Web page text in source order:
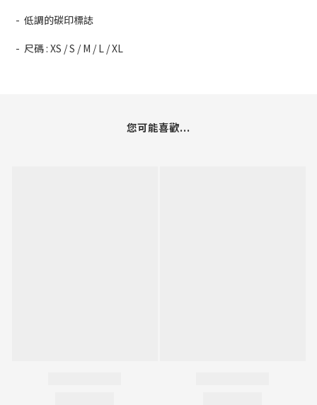
- 低調的碳印標誌
- 尺碼 : XS / S / M / L / XL
您可能喜歡...